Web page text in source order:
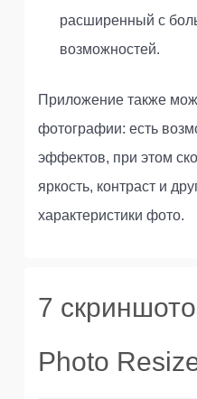
расширенный с
возможностей.
Приложение также
фотографии: есть
эффектов, при этом
яркость, контраст и
характеристики фото.
7
Photo